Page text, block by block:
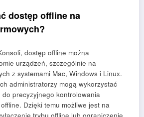
dostęp offline na
dostęp offline można
urządzeń, szczególnie na
z systemami Mac, Windows i Linux.
administratorzy mogą wykorzystać
precyzyjnego kontrolowania
Dzięki temu możliwe jest na